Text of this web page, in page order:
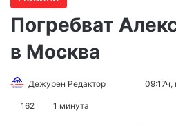
Погребват
в Москва
Дежурен Редактор
Send09:17ч,
162 1 минута